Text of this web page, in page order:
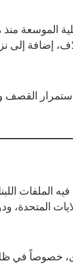
الموسعة
إضافة إلى
القصف
الملفات
المتحدة،
خصوصاً في